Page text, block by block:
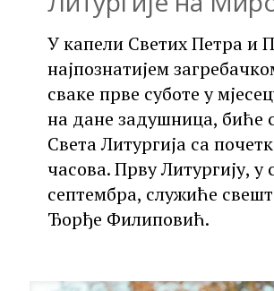
У капели Светих Петра и
најпознатијем
сваке прве суботе у
на дане задушница, биће
Света Литургија са
часова. Прву Литургију, у
септембра, служиће
Ђорђе Филиповић.